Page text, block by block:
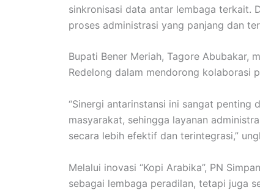
sinkronisasi data antar lembaga terkait.
proses administrasi yang panjang dan
Bupati Bener Meriah, Tagore Abubakar,
Redelong dalam mendorong kolaborasi
“Sinergi antarinstansi ini sangat penting
masyarakat, sehingga layanan
secara lebih efektif dan terintegrasi,”
Melalui inovasi “Kopi Arabika”, PN
sebagai lembaga peradilan, tetapi juga